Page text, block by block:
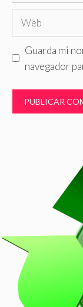
Web
Guarda mi
navegador